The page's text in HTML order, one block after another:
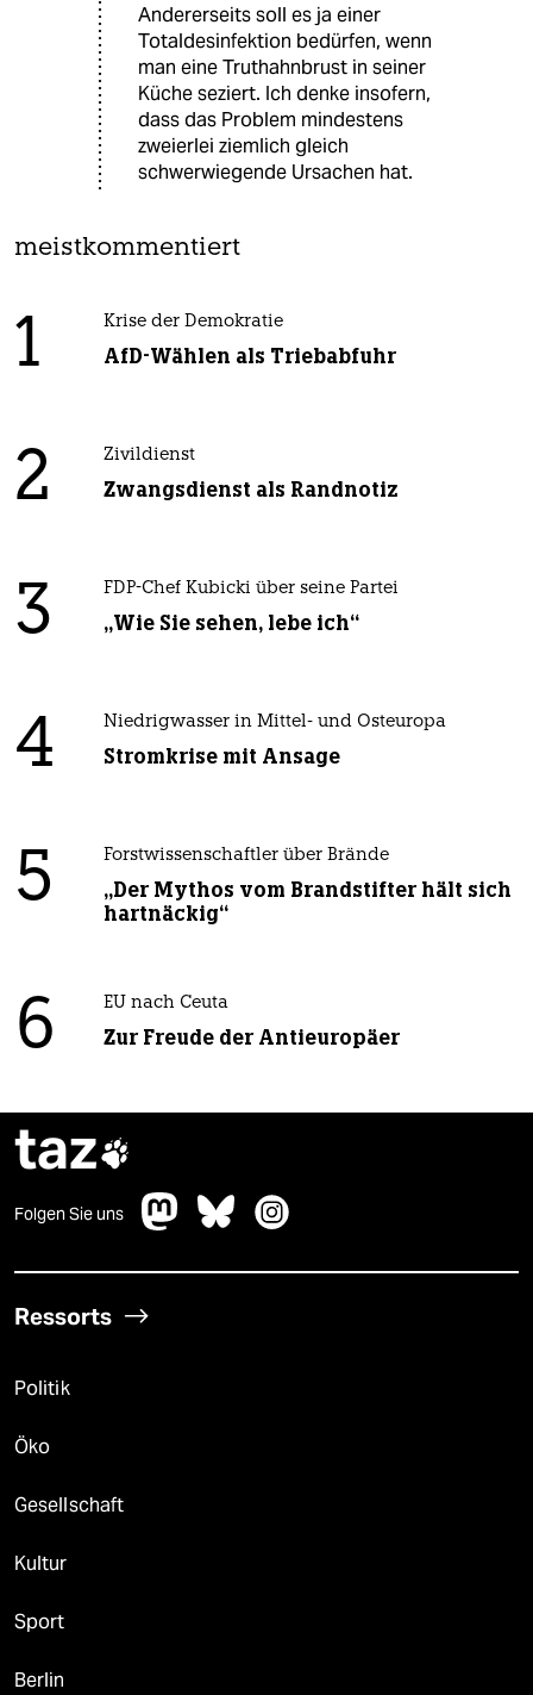
Andererseits soll es ja einer
Totaldesinfektion bedürfen, wenn
man eine Truthahnbrust in seiner
Küche seziert. Ich denke insofern,
dass das Problem mindestens
zweierlei ziemlich gleich
schwerwiegende Ursachen hat.
meistkommentiert
1 Krise der Demokratie
AfD-Wählen als Triebabfuhr
2 Zivildienst
Zwangsdienst als Randnotiz
3 FDP-Chef Kubicki über seine Partei
„Wie Sie sehen, lebe ich“
4 Niedrigwasser in Mittel- und Osteuropa
Stromkrise mit Ansage
5 Forstwissenschaftler über Brände
„Der Mythos vom Brandstifter hält sich
hartnäckig“
6 EU nach Ceuta
Zur Freude der Antieuropäer
taz
Folgen Sie uns
Ressorts
Politik
Öko
Gesellschaft
Kultur
Sport
Berlin